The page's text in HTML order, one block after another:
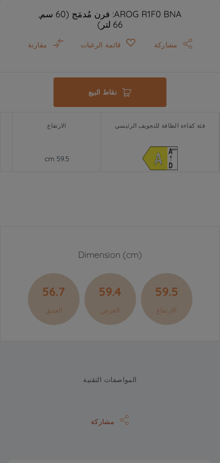
AROG R1F0 BNA: فرن مُدمَج (60 سم,
66 لتر)
مشاركة قائمة الرغبات مقارنة
نقاط البيع
فئة كفاءة الطاقة للتجويف الرئيسي الارتفاع
59.5 cm
Dimension (cm)
59.5
الارتفاع
59.4
العرض
56.7
العمق
المواصفات التقنية
مشاركة